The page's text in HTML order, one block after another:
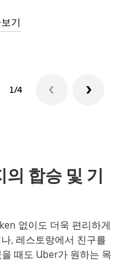
기
1/4
합승 및 기
없이도 더욱 편리하게
, 레스토랑에서 친구를
때도 Uber가 원하는 목